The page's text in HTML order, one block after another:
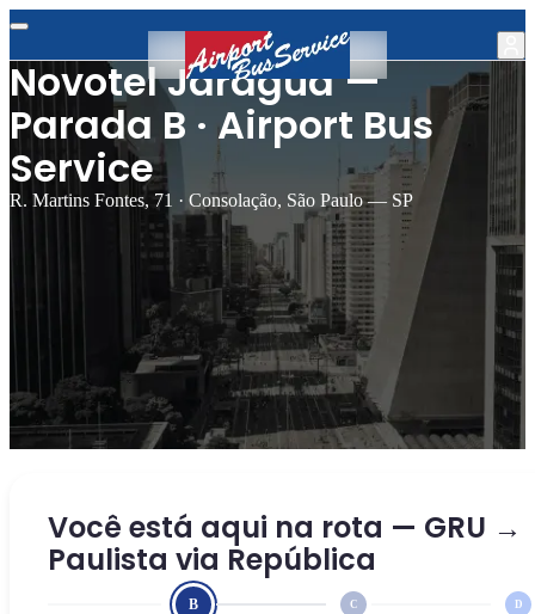
Novotel Jaraguá —
Parada B · Airport Bus
Service
R. Martins Fontes, 71 · Consolação, São Paulo — SP
Você está aqui na rota — GRU →
Paulista via República
B C D